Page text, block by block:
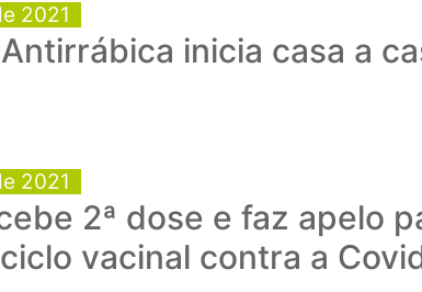
2021
inicia casa a
2021
2ª dose e faz apelo
vacinal contra a